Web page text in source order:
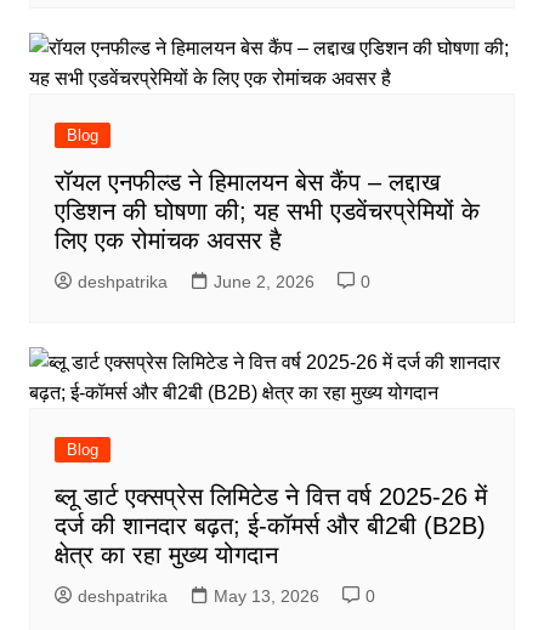
Blog
रॉयल एनफील्ड ने हिमालयन बेस कैंप – लद्दाख
एडिशन की घोषणा की; यह सभी एडवेंचरप्रेमियों के
लिए एक रोमांचक अवसर है
deshpatrika June 2, 2026 0
Blog
ब्लू डार्ट एक्सप्रेस लिमिटेड ने वित्त वर्ष 2025-26 में
दर्ज की शानदार बढ़त; ई-कॉमर्स और बी2बी (B2B)
क्षेत्र का रहा मुख्य योगदान
deshpatrika May 13, 2026 0